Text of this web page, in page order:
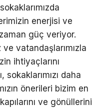
enerjisi ve
güç veriyor.
vatandaşlarımızla
ihtiyaçlarını
sokaklarımızı daha
önerileri bizim en
ve gönüllerini